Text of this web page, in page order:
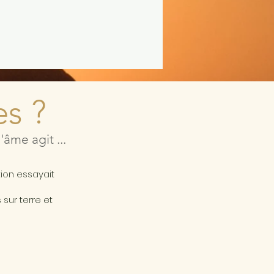
?
agit ...
essayait
sur terre et